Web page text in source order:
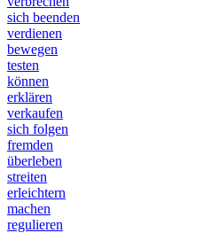
sich beenden
verdienen
bewegen
testen
können
erklären
verkaufen
sich folgen
fremden
überleben
streiten
erleichtern
machen
regulieren